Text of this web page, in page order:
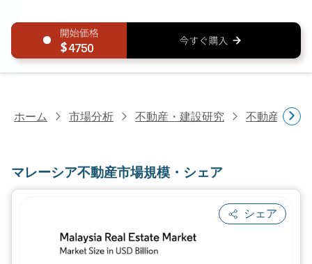
4750
ホーム 市場分析 不動産・建設研究 不動産研究
マレーシア不動産市場規模・シェア
シェア